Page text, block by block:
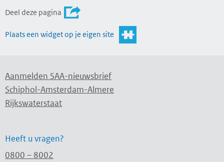
Deel deze pagina
Plaats een widget op je eigen site
Aanmelden SAA-nieuwsbrief
Schiphol-Amsterdam-Almere
Rijkswaterstaat
Heeft u vragen?
0800 – 8002